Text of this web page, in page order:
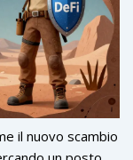
il nuovo scambio